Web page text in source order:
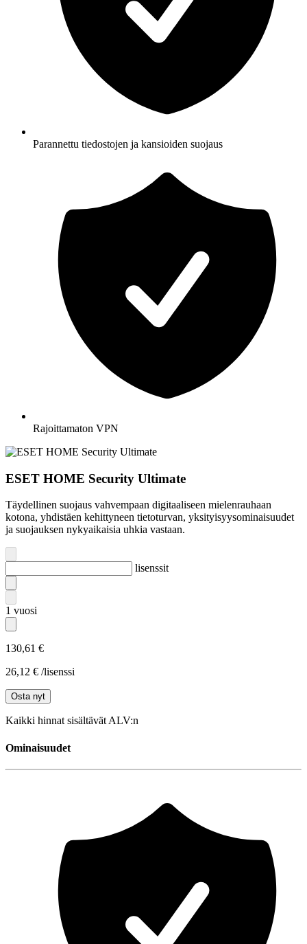
Parannettu tiedostojen ja kansioiden suojaus
Rajoittamaton VPN
ESET HOME Security Ultimate
Täydellinen suojaus vahvempaan digitaaliseen mielenrauhaan
kotona, yhdistäen kehittyneen tietoturvan, yksityisyysominaisuudet
ja suojauksen nykyaikaisia uhkia vastaan.
lisenssit
1 vuosi
130,61 €
26,12 € /lisenssi
Osta nyt
Kaikki hinnat sisältävät ALV:n
Ominaisuudet